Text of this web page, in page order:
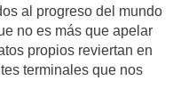
al progreso del mundo
no es más que apelar
propios reviertan en
terminales que nos